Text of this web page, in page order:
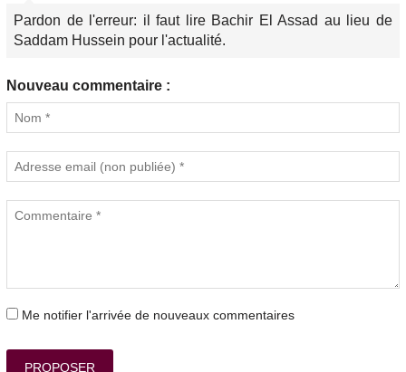
Pardon de l'erreur: il faut lire Bachir El Assad au lieu de
Saddam Hussein pour l'actualité.
Nouveau commentaire :
Me notifier l'arrivée de nouveaux commentaires
PROPOSER